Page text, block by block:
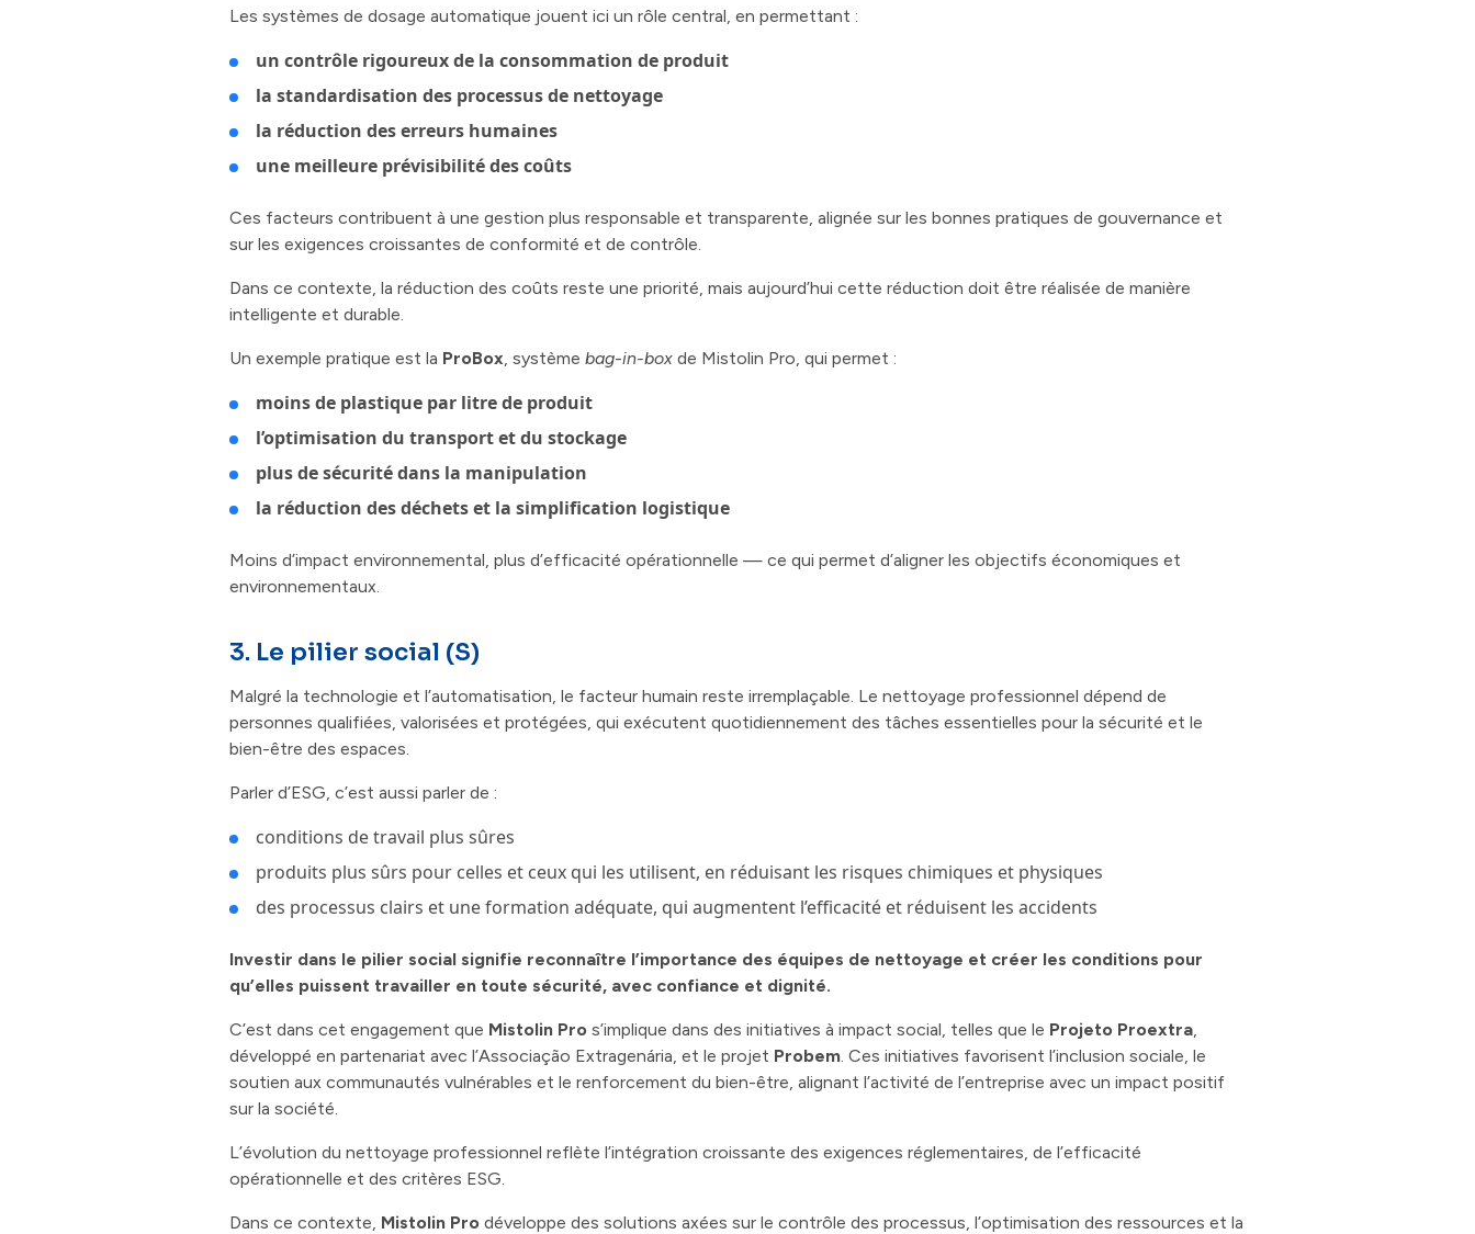
Les systèmes de dosage automatique jouent ici un rôle central, en permettant :
un contrôle rigoureux de la consommation de produit
la standardisation des processus de nettoyage
la réduction des erreurs humaines
une meilleure prévisibilité des coûts
Ces facteurs contribuent à une gestion plus responsable et transparente, alignée sur les bonnes pratiques de gouvernance et
sur les exigences croissantes de conformité et de contrôle.
Dans ce contexte, la réduction des coûts reste une priorité, mais aujourd’hui cette réduction doit être réalisée de manière
intelligente et durable.
Un exemple pratique est la ProBox , système bag-in-box de Mistolin Pro, qui permet :
moins de plastique par litre de produit
l’optimisation du transport et du stockage
plus de sécurité dans la manipulation
la réduction des déchets et la simplification logistique
Moins d’impact environnemental, plus d’efficacité opérationnelle — ce qui permet d’aligner les objectifs économiques et
environnementaux.
3. Le pilier social (S)
Malgré la technologie et l’automatisation, le facteur humain reste irremplaçable. Le nettoyage professionnel dépend de
personnes qualifiées, valorisées et protégées, qui exécutent quotidiennement des tâches essentielles pour la sécurité et le
bien-être des espaces.
Parler d’ESG, c’est aussi parler de :
conditions de travail plus sûres
produits plus sûrs pour celles et ceux qui les utilisent, en réduisant les risques chimiques et physiques
des processus clairs et une formation adéquate, qui augmentent l’efficacité et réduisent les accidents
Investir dans le pilier social signifie reconnaître l’importance des équipes de nettoyage et créer les conditions pour
qu’elles puissent travailler en toute sécurité, avec confiance et dignité.
C’est dans cet engagement que Mistolin Pro s’implique dans des initiatives à impact social, telles que le Projeto Proextra
développé en partenariat avec l’Associação Extragenária, et le projet Probem . Ces initiatives favorisent l’inclusion sociale, le
soutien aux communautés vulnérables et le renforcement du bien-être, alignant l’activité de l’entreprise avec un impact positif
sur la société.
L’évolution du nettoyage professionnel reflète l’intégration croissante des exigences réglementaires, de l’efficacité
opérationnelle et des critères ESG.
Dans ce contexte, Mistolin Pro développe des solutions axées sur le contrôle des processus, l’optimisation des ressources et la